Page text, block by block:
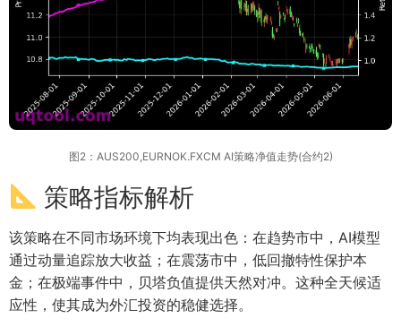
图2：AUS200,EURNOK.FXCM AI策略净值走势(合约2)
策略指标解析
该策略在不同市场环境下均表现出色：在趋势市中，AI模型
通过动量追踪放大收益；在震荡市中，低回撤特性保护本
金；在极端事件中，贝塔负值提供天然对冲。这种全天候适
应性，使其成为外汇投资的稳健选择。